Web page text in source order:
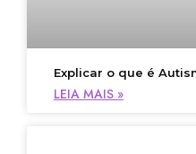
Explicar o que é
LEIA MAIS »